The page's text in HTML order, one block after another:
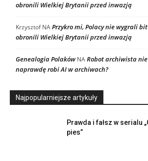
obronili Wielkiej Brytanii przed inwazją
KrzysztofNAPrzykro mi, Polacy nie wygrali
obronili Wielkiej Brytanii przed inwazją
Genealogia PolakówNARobot archiwista
naprawdę robi AI w archiwach?
Najpopularniejsze artykuły
Prawda i fałsz w serialu
pies”